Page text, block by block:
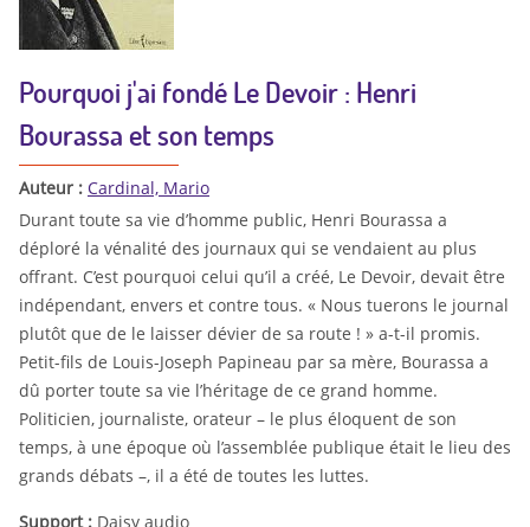
Pourquoi j'ai fondé Le Devoir : Henri
Bourassa et son temps
Auteur : Cardinal, Mario
Durant toute sa vie d’homme public, Henri Bourassa a
déploré la vénalité des journaux qui se vendaient au plus
offrant. C’est pourquoi celui qu’il a créé, Le Devoir, devait être
indépendant, envers et contre tous. « Nous tuerons le journal
plutôt que de le laisser dévier de sa route ! » a-t-il promis.
Petit-fils de Louis-Joseph Papineau par sa mère, Bourassa a
dû porter toute sa vie l’héritage de ce grand homme.
Politicien, journaliste, orateur – le plus éloquent de son
temps, à une époque où l’assemblée publique était le lieu des
grands débats –, il a été de toutes les luttes.
Support : Daisy audio